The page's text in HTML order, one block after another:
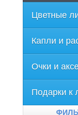
Цветные
Капли и
Очки и
Подарки к